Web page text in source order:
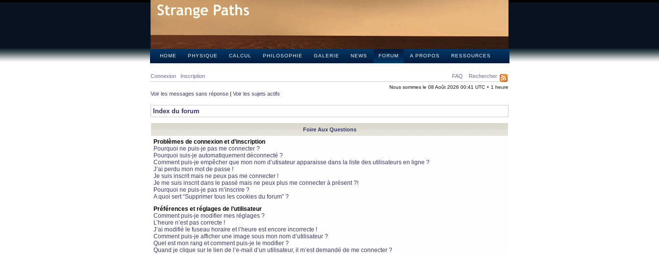
HOME PHYSIQUE CALCUL PHILOSOPHIE GALERIE NEWS FORUM A PROPOS RESSOURCES
FAQ Rechercher
Connexion Inscription
Nous sommes le 08 Août 2026 00:41 UTC + 1 heure
Voir les messages sans réponse | Voir les sujets actifs
Index du forum
Foire Aux Questions
Problèmes de connexion et d’inscription
Pourquoi ne puis-je pas me connecter ?
Pourquoi suis-je automatiquement déconnecté ?
Comment puis-je empêcher que mon nom d’utisateur apparaisse dans la liste des utilisateurs en ligne ?
J’ai perdu mon mot de passe !
Je suis inscrit mais ne peux pas me connecter !
Je me suis inscrit dans le passé mais ne peux plus me connecter à présent ?!
Pourquoi ne puis-je pas m’inscrire ?
A quoi sert “Supprimer tous les cookies du forum” ?
Préférences et réglages de l’utilisateur
Comment puis-je modifier mes réglages ?
L’heure n’est pas correcte !
J’ai modifié le fuseau horaire et l’heure est encore incorrecte !
Comment puis-je afficher une image sous mon nom d’utilisateur ?
Quel est mon rang et comment puis-je le modifier ?
Quand je clique sur le lien de l’e-mail d’un utilisateur, il m’est demandé de me connecter ?